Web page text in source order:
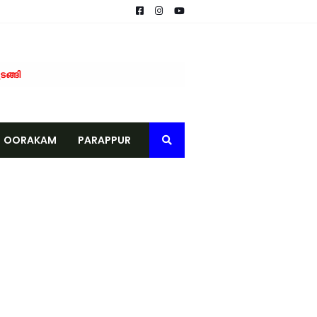
അച്ഛനമ്പലം നിര്യാതനായി
നീളുന്നു
കണ്ടെത്തി
നേരിട്ട് ബാങ്ക് അക്കൗണ്ടിലേക്ക്
ജില്ലാ ഭരണകൂടത്തിന്റെ ആദരം
OORAKAM PARAPPUR